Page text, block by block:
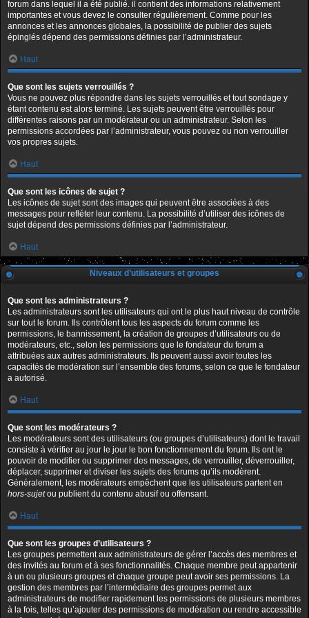
forum dans lequel il a été publié. il contient des informations relativement
importantes et vous devez le consulter régulièrement. Comme pour les
annonces et les annonces globales, la possibilité de publier des sujets
épinglés dépend des permissions définies par l’administrateur.
Haut
Que sont les sujets verrouillés ?
Vous ne pouvez plus répondre dans les sujets verrouillés et tout sondage y
étant contenu est alors terminé. Les sujets peuvent être verrouillés pour
différentes raisons par un modérateur ou un administrateur. Selon les
permissions accordées par l’administrateur, vous pouvez ou non verrouiller
vos propres sujets.
Haut
Que sont les icônes de sujet ?
Les icônes de sujet sont des images qui peuvent être associées à des
messages pour refléter leur contenu. La possibilité d’utiliser des icônes de
sujet dépend des permissions définies par l’administrateur.
Haut
Niveaux d’utilisateurs et groupes
Que sont les administrateurs ?
Les administrateurs sont les utilisateurs qui ont le plus haut niveau de contrôle
sur tout le forum. Ils contrôlent tous les aspects du forum comme les
permissions, le bannissement, la création de groupes d’utilisateurs ou de
modérateurs, etc., selon les permissions que le fondateur du forum a
attribuées aux autres administrateurs. Ils peuvent aussi avoir toutes les
capacités de modération sur l’ensemble des forums, selon ce que le fondateur
a autorisé.
Haut
Que sont les modérateurs ?
Les modérateurs sont des utilisateurs (ou groupes d’utilisateurs) dont le travail
consiste à vérifier au jour le jour le bon fonctionnement du forum. Ils ont le
pouvoir de modifier ou supprimer des messages, de verrouiller, déverrouiller,
déplacer, supprimer et diviser les sujets des forums qu’ils modèrent.
Généralement, les modérateurs empêchent que les utilisateurs partent en
hors-sujetou publient du contenu abusif ou offensant.
Haut
Que sont les groupes d’utilisateurs ?
Les groupes permettent aux administrateurs de gérer l’accès des membres et
des invités au forum et à ses fonctionnalités. Chaque membre peut appartenir
à un ou plusieurs groupes et chaque groupe peut avoir ses permissions. La
gestion des membres par l’intermédiaire des groupes permet aux
administrateurs de modifier rapidement les permissions de plusieurs membres
à la fois, telles qu’ajouter des permissions de modération ou rendre accessible